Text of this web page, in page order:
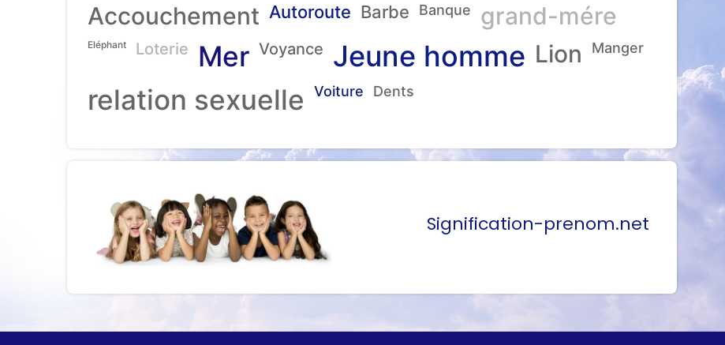
Accouchement Autoroute Barbe Banque grand-mére
Eléphant Loterie Mer Voyance Jeune homme Lion Manger
relation sexuelle Voiture Dents
Signification-prenom.net